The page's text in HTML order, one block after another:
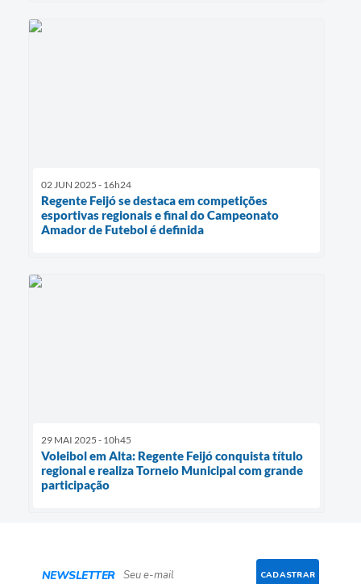
02 JUN 2025 - 16h24
Regente Feijó se destaca em competições
esportivas regionais e final do Campeonato
Amador de Futebol é definida
29 MAI 2025 - 10h45
Voleibol em Alta: Regente Feijó conquista título
regional e realiza Torneio Municipal com grande
participação
NEWSLETTER CADASTRAR